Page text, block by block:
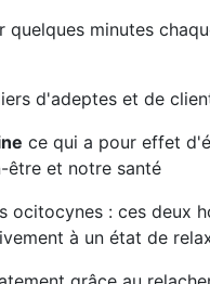
minutes
d'adeptes et de
ce qui a pour effet
être et notre santé
ocitocynes : ces deux
à un état de